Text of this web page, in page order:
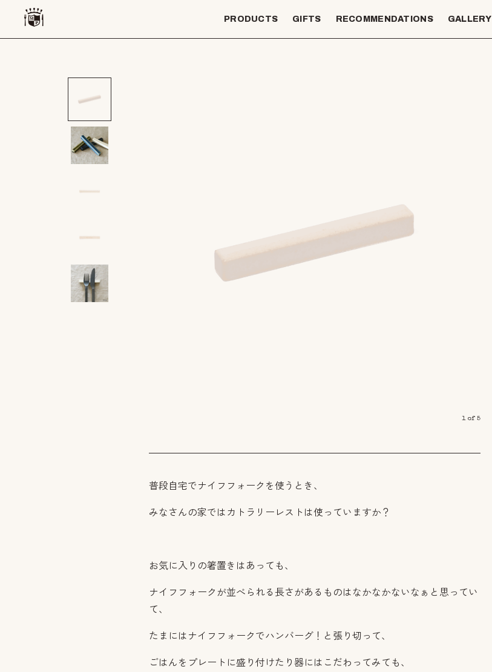
PRODUCTS GIFTS RECOMMENDATIONS GALLERY
1of 5
普段自宅でナイフフォークを使うとき、
みなさんの家ではカトラリーレストは使っていますか？
お気に入りの箸置きはあっても、
ナイフフォークが並べられる長さがあるものはなかなかないなぁと思ってい
て、
たまにはナイフフォークでハンバーグ！と張り切って、
ごはんをプレートに盛り付けたり器にはこだわってみても、